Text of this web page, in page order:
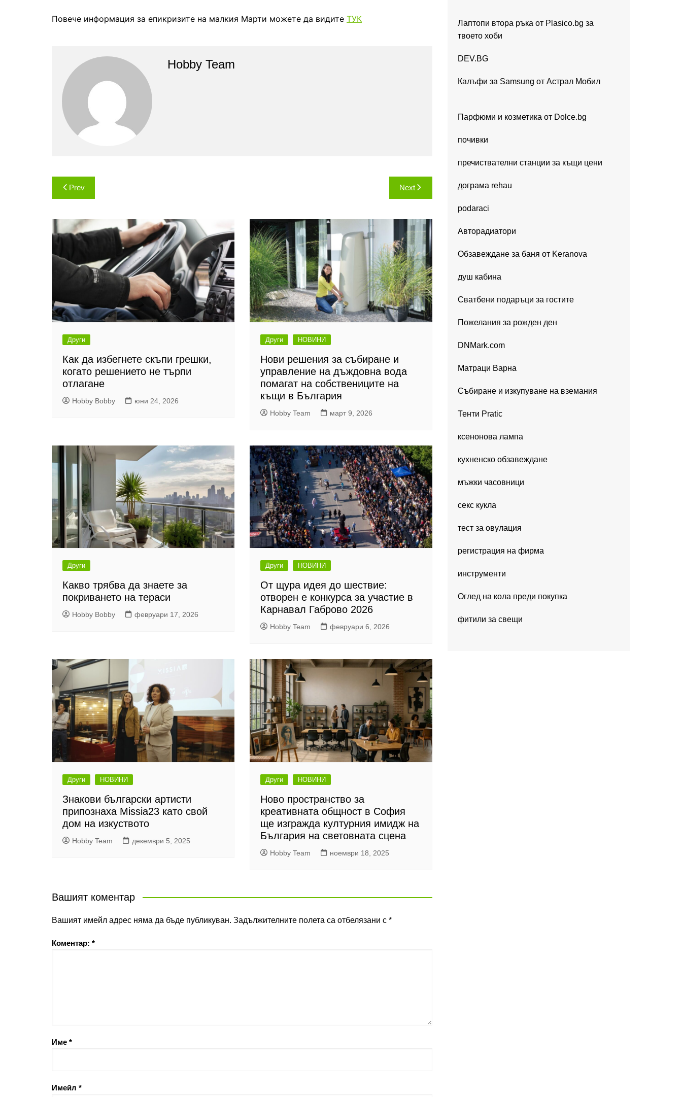
Повече информация за епикризите на малкия Марти можете да видите ТУК
Hobby Team
Навигация
Prev Next
Други
Как да избегнете скъпи грешки,
когато решението не търпи
отлагане
Hobby Bobby юни 24, 2026
Други НОВИНИ
Нови решения за събиране и
управление на дъждовна вода
помагат на собствениците на
къщи в България
Hobby Team март 9, 2026
Други
Какво трябва да знаете за
покриването на тераси
Hobby Bobby февруари 17, 2026
Други НОВИНИ
От щура идея до шествие:
отворен е конкурса за участие в
Карнавал Габрово 2026
Hobby Team февруари 6, 2026
Други НОВИНИ
Знакови български артисти
припознаха Missia23 като свой
дом на изкуството
Hobby Team декември 5, 2025
Други НОВИНИ
Ново пространство за
креативната общност в София
ще изгражда културния имидж на
България на световната сцена
Hobby Team ноември 18, 2025
Вашият коментар
Вашият имейл адрес няма да бъде публикуван. Задължителните полета са отбелязани с *
Коментар: *
Име *
Имейл *
Лаптопи втора ръка от Plasico.bg за
твоето хоби
DEV.BG
Калъфи за Samsung от Астрал Мобил
Парфюми и козметика от Dolce.bg
почивки
пречиствателни станции за къщи цени
дограма rehau
podaraci
Авторадиатори
Обзавеждане за баня от Keranova
душ кабина
Сватбени подаръци за гостите
Пожелания за рожден ден
DNMark.com
Матраци Варна
Събиране и изкупуване на вземания
Тенти Pratic
ксенонова лампа
кухненско обзавеждане
мъжки часовници
секс кукла
тест за овулация
регистрация на фирма
инструменти
Оглед на кола преди покупка
фитили за свещи